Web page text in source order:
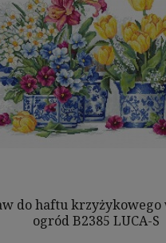
do haftu krzyżykowego
ogród B2385 LUCA-S